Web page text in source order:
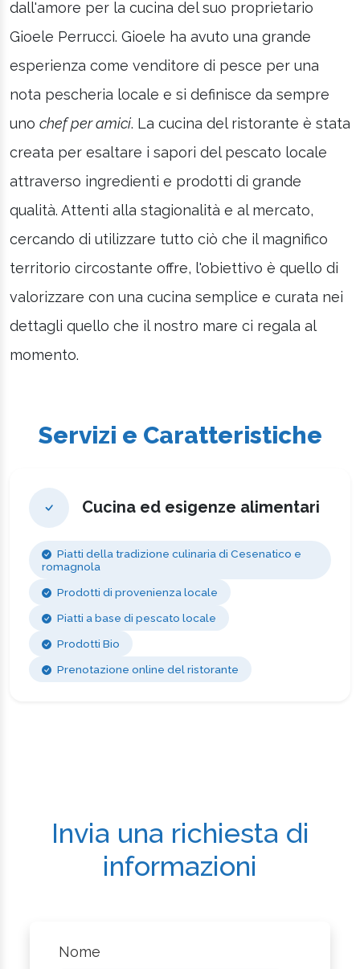
dall'amore per la cucina del suo proprietario
Gioele Perrucci. Gioele ha avuto una grande
esperienza come venditore di pesce per una
nota pescheria locale e si definisce da sempre
uno chef per amici. La cucina del ristorante è stata
creata per esaltare i sapori del pescato locale
attraverso ingredienti e prodotti di grande
qualità. Attenti alla stagionalità e al mercato,
cercando di utilizzare tutto ciò che il magnifico
territorio circostante offre, l'obiettivo è quello di
valorizzare con una cucina semplice e curata nei
dettagli quello che il nostro mare ci regala al
momento.
Servizi e Caratteristiche
Cucina ed esigenze alimentari
Piatti della tradizione culinaria di Cesenatico e
romagnola
Prodotti di provenienza locale
Piatti a base di pescato locale
Prodotti Bio
Prenotazione online del ristorante
Invia una richiesta di
informazioni
Nome